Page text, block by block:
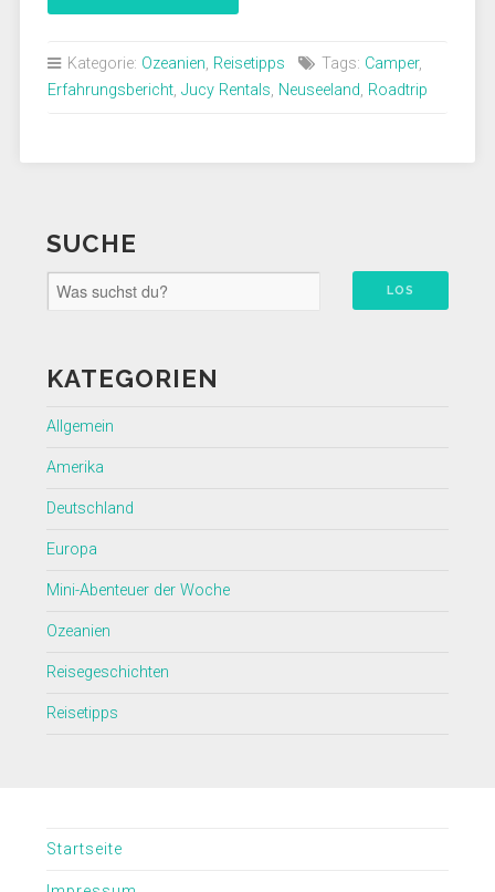
Kategorie: Ozeanien, Reisetipps Tags: Camper,
Erfahrungsbericht, Jucy Rentals, Neuseeland, Roadtrip
SUCHE
KATEGORIEN
Allgemein
Amerika
Deutschland
Europa
Mini-Abenteuer der Woche
Ozeanien
Reisegeschichten
Reisetipps
Startseite